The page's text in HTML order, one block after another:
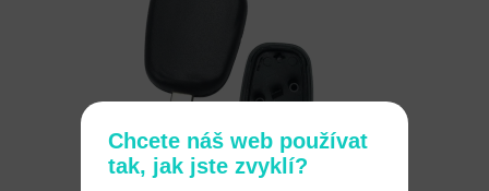
Chcete náš web používat
tak, jak jste zvyklí?